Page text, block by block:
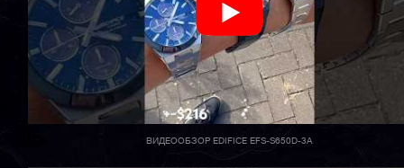
ВИДЕООБЗОР EDIFICE EFS-S650D-3A